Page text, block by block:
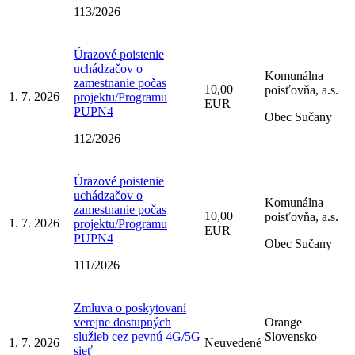
113/2026
1. 7. 2026
Úrazové poistenie
uchádzačov o
zamestnanie počas
projektu/Programu
PUPN4
112/2026
10,00
EUR
Komunálna
poisťovňa, a.s.
Obec Sučany
1. 7. 2026
Úrazové poistenie
uchádzačov o
zamestnanie počas
projektu/Programu
PUPN4
111/2026
10,00
EUR
Komunálna
poisťovňa, a.s.
Obec Sučany
1. 7. 2026
Zmluva o poskytovaní
verejne dostupných
služieb cez pevnú 4G/5G
sieť
Neuvedené
Orange
Slovensko